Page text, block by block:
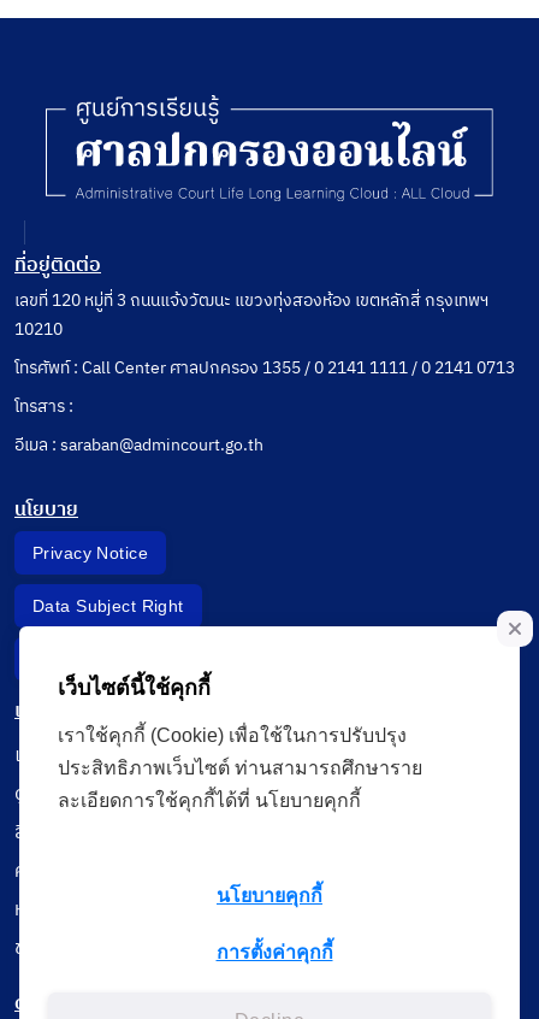
ที่อยู่ติดต่อ
เลขที่ 120 หมู่ที่ 3 ถนนแจ้งวัฒนะ แขวงทุ่งสองห้อง เขตหลักสี่ กรุงเทพฯ
10210
โทรศัพท์ : Call Center ศาลปกครอง 1355 / 0 2141 1111 / 0 2141 0713
โทรสาร :
อีเมล : saraban@admincourt.go.th
นโยบาย
Privacy Notice
Data Subject Right
เมนู
เรียนออนไลน์
ดูถ่ายทอดสด
สื่อการเรียนรู้
ค้นรายการหนังสือ
หนังสืออิเล็กทรอนิกส์
ข้อมูลผู้ใช้งาน
ดาวน์โหลดใช้งานบนแอปพลิเคชัน
เว็บไซต์นี้ใช้คุกกี้
เราใช้คุกกี้ (Cookie) เพื่อใช้ในการปรับปรุง
ประสิทธิภาพเว็บไซต์ ท่านสามารถศึกษาราย
ละเอียดการใช้คุกกี้ได้ที่ นโยบายคุกกี้
นโยบายคุกกี้
การตั้งค่าคุกกี้